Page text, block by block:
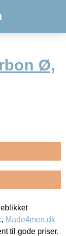
Ø,
, Made4men.dk
til gode priser.